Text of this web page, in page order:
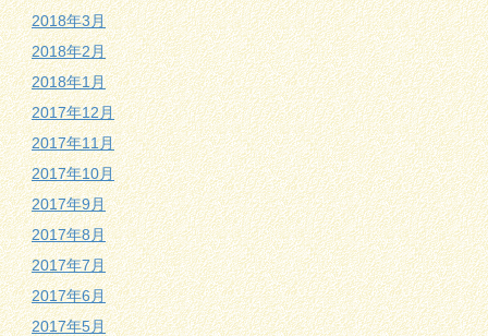
2018年3月
2018年2月
2018年1月
2017年12月
2017年11月
2017年10月
2017年9月
2017年8月
2017年7月
2017年6月
2017年5月